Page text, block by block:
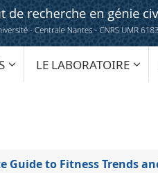
LE LABORATOIRE
Guide to Fitness Trends